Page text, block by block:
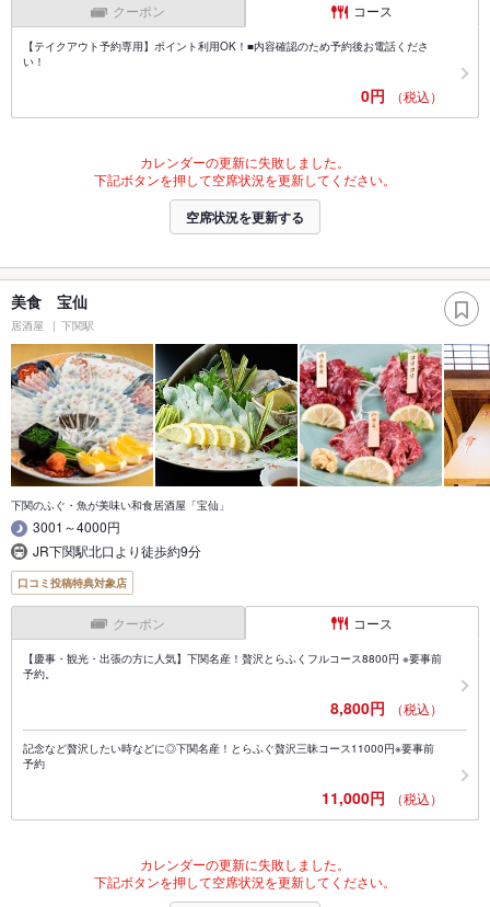
クーポン コース
【テイクアウト予約専用】ポイント利用OK！■内容確認のため予約後お電話くださ
い！
0円 （税込）
カレンダーの更新に失敗しました。
下記ボタンを押して空席状況を更新してください。
空席状況を更新する
美食 宝仙
居酒屋 下関駅
下関のふぐ・魚が美味い和食居酒屋「宝仙」
3001～4000円
JR下関駅北口より徒歩約9分
口コミ投稿特典対象店
クーポン コース
【慶事・観光・出張の方に人気】下関名産！贅沢とらふくフルコース8800円 ※要事前
予約。
8,800円 （税込）
記念など贅沢したい時などに◎下関名産！とらふぐ贅沢三昧コース11000円※要事前
予約
11,000円 （税込）
カレンダーの更新に失敗しました。
下記ボタンを押して空席状況を更新してください。